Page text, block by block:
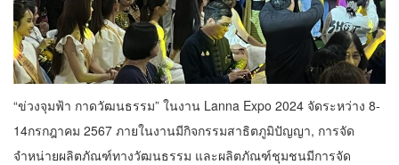
“ข่วงจุมฟ้า กาดวัฒนธรรม” ในงาน Lanna Expo 2024 จัดระหว่าง 8-
14กรกฎาคม 2567 ภายในงานมีกิจกรรมสาธิตภูมิปัญญา, การจัด
จำหน่ายผลิตภัณฑ์ทางวัฒนธรรม และผลิตภัณฑ์ชุมชนมีการจัด